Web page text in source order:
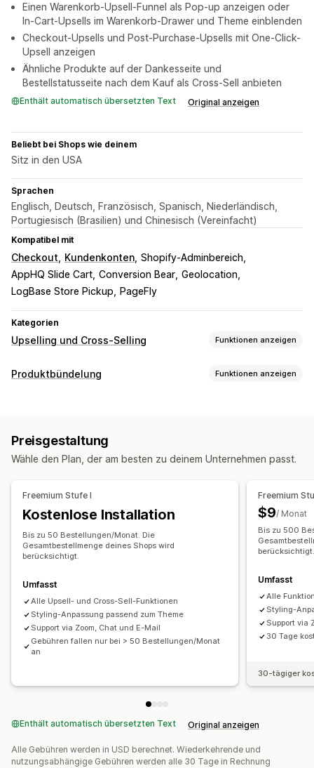
Einen Warenkorb-Upsell-Funnel als Pop-up anzeigen oder
In-Cart-Upsells im Warenkorb-Drawer und Theme einblenden
Checkout-Upsells und Post-Purchase-Upsells mit One-Click-
Upsell anzeigen
Ähnliche Produkte auf der Dankesseite und
Bestellstatusseite nach dem Kauf als Cross-Sell anbieten
Enthält automatisch übersetzten Text Original anzeigen
Beliebt bei Shops wie deinem
Sitz in den USA
Sprachen
Englisch, Deutsch, Französisch, Spanisch, Niederländisch,
Portugiesisch (Brasilien) und Chinesisch (Vereinfacht)
Kompatibel mit
Checkout Kundenkonten Shopify-Adminbereich
AppHQ Slide Cart Conversion Bear Geolocation
LogBase Store Pickup
PageFly
Kategorien
Upselling und Cross-Selling Funktionen anzeigen
Anpassung
Benutzerdefinierte CSS
Mehrere Sprachen
Angebote und Empfehlungen
Produkt-Add-ons
Produktempfehlungen
KI-Empfehlungen
Abonnement-Upgrade
Klickraten
Produktbündelung Funktionen anzeigen
Häufig zusammen gekauft
Preisgestaltung
Wähle den Plan, der am besten zu deinem Unternehmen passt.
Freemium Stufe I
Kostenlose Installation
Bis zu 50 Bestellungen/Monat. Die
Gesamtbestellmenge deines Shops wird
berücksichtigt.
Umfasst
Alle Upsell- und Cross-Sell-Funktionen
Styling-Anpassung passend zum Theme
Support via Zoom, Chat und E-Mail
Gebühren fallen nur bei > 50 Bestellungen/Monat
an
Freemium
$9/ Monat
Bis zu 500
Umfasst
Alle
Styling-
Support via
30 Tage
30-tägiger
Enthält automatisch übersetzten Text Original anzeigen
Alle Gebühren werden in USD berechnet. Wiederkehrende und
nutzungsabhängige Gebühren werden alle 30 Tage in Rechnung